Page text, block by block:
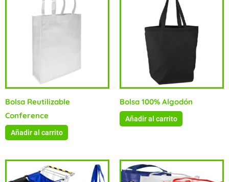
Bolsa Reutilizable
Conference
Añadir al carrito
Bolsa 100% Algodón
Añadir al carrito